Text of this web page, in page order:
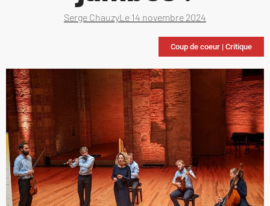
Serge ChauzyLe 14 novembre 2024
Coup de coeur | Critique